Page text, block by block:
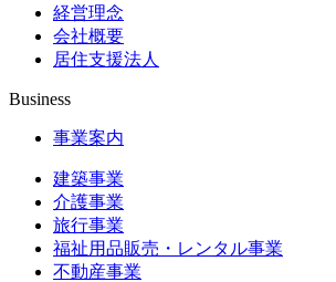
経営理念
会社概要
居住支援法人
Business
事業案内
建築事業
介護事業
旅行事業
福祉用品販売・レンタル事業
不動産事業